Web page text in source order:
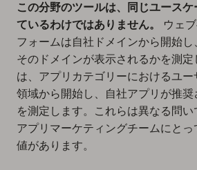
この分野のツールは、同じユース
ているわけではありません。
ウェ
フォームは自社ドメインから開始し
そのドメインが表示されるかを測
は、アプリカテゴリーにおけるユ
領域から開始し、自社アプリが推
を測定します。これらは異なる問
アプリマーケティングチームにと
値があります。